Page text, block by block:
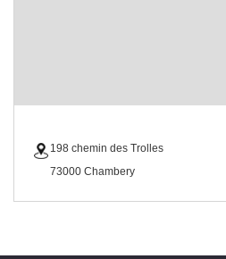
198 chemin des Trolles
73000 Chambery